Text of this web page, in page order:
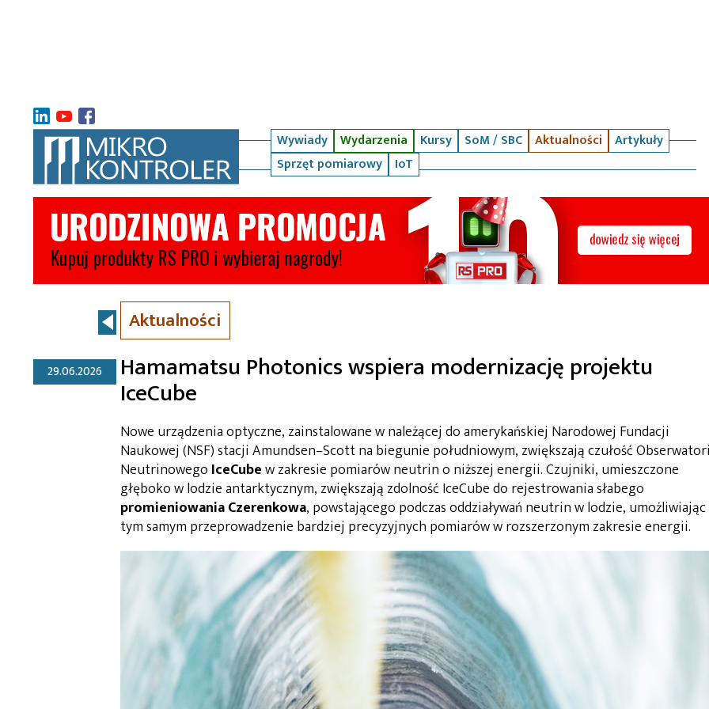
Wywiady Wydarzenia Kursy SoM / SBC Aktualności
Artykuły
Sprzęt pomiarowy
IoT
Aktualności
29.06.2026 Hamamatsu Photonics wspiera modernizację projektu
IceCube
Nowe urządzenia optyczne, zainstalowane w należącej do amerykańskiej Narodowej Fundacji
Naukowej (NSF) stacji Amundsen–Scott na biegunie południowym, zwiększają czułość
Neutrinowego IceCubew zakresie pomiarów neutrin o niższej energii. Czujniki, umieszczone
głęboko w lodzie antarktycznym, zwiększają zdolność IceCube do rejestrowania słabego
promieniowania Czerenkowa, powstającego podczas oddziaływań neutrin w lodzie, umożliwiając
tym samym przeprowadzenie bardziej precyzyjnych pomiarów w rozszerzonym zakresie energii.